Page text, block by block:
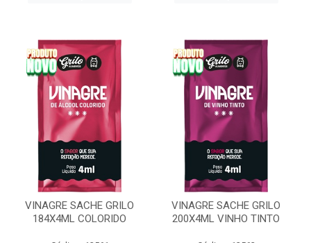
VINAGRE SACHE GRILO
184X4ML COLORIDO
VINAGRE SACHE GRILO
200X4ML VINHO TINTO